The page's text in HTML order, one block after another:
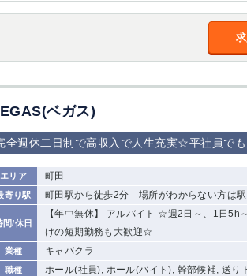
ベガス)
全週休二日制で高収入で人生充実☆平社員で
エリア 町田
寄り駅 町田駅から徒歩2分 場所がわからない方は
間/休日
【年中無休】 アルバイト ☆週2日～、1日5h
けの短期勤務も大歓迎☆
業種 キャバクラ
職種 ホール(社員), ホール(バイト), 幹部候補, 送り